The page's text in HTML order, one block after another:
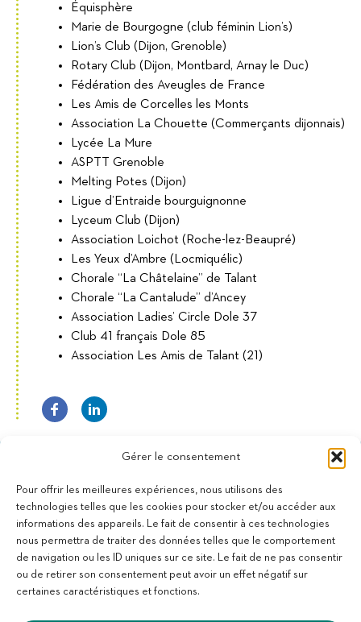
Gérer le consentement
Pour offrir les meilleures expériences, nous utilisons des
technologies telles que les cookies pour stocker et/ou accéder aux
informations des appareils. Le fait de consentir à ces technologies
nous permettra de traiter des données telles que le comportement
de navigation ou les ID uniques sur ce site. Le fait de ne pas consentir
ou de retirer son consentement peut avoir un effet négatif sur
certaines caractéristiques et fonctions.
Équisphère
Marie de Bourgogne (club féminin Lion’s)
Lion’s Club (Dijon, Grenoble)
Rotary Club (Dijon, Montbard, Arnay le Duc)
Fédération des Aveugles de France
Les Amis de Corcelles les Monts
Association La Chouette (Commerçants dijonnais)
Lycée La Mure
ASPTT Grenoble
Melting Potes (Dijon)
Ligue d’Entraide bourguignonne
Lyceum Club (Dijon)
Association Loichot (Roche-lez-Beaupré)
Les Yeux d’Ambre (Locmiquélic)
Chorale “La Châtelaine” de Talant
Chorale “La Cantalude” d’Ancey
Association Ladies’ Circle Dole 37
Club 41 français Dole 85
Association Les Amis de Talant (21)
11 bis Rue des Novalles
21240 Talant - France
+33 (0)3 80 59 22 88
Membre de la Fédération des Aveugles de France
Membre du collectif Les Éditeurs Atypiques